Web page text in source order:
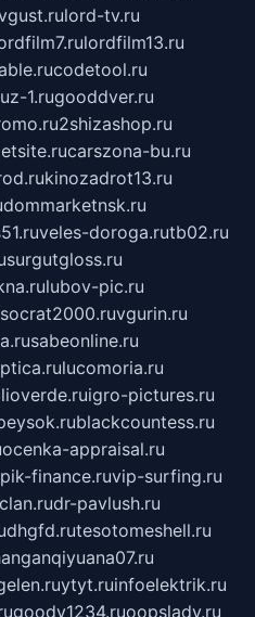
lord-tv.ru
lordfilm13.ru
codetool.ru
1.rugooddver.ru
2shizashop.ru
carszona-bu.ru
kinozadrot13.ru
dommarketnsk.ru
veles-doroga.rutb02.ru
surgutgloss.ru
lubov-pic.ru
socrat2000.ruvgurin.ru
sabeonline.ru
lucomoria.ru
igro-pictures.ru
blackcountess.ru
ocenka-appraisal.ru
pik-finance.ruvip-surfing.ru
dr-pavlush.ru
dhgfd.rutesotomeshell.ru
ytyt.ruinfoelektrik.ru
goodv1234.ruoopslady.ru